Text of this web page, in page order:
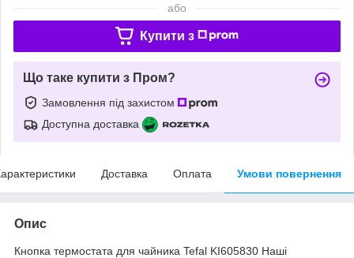
або
Купити з
Що таке купити з Пром?
Замовлення під захистом
Доступна доставка
Доставка Оплата Умови повернення
Опис
Кнопка термостата для чайника Tefal KI605830 Наші